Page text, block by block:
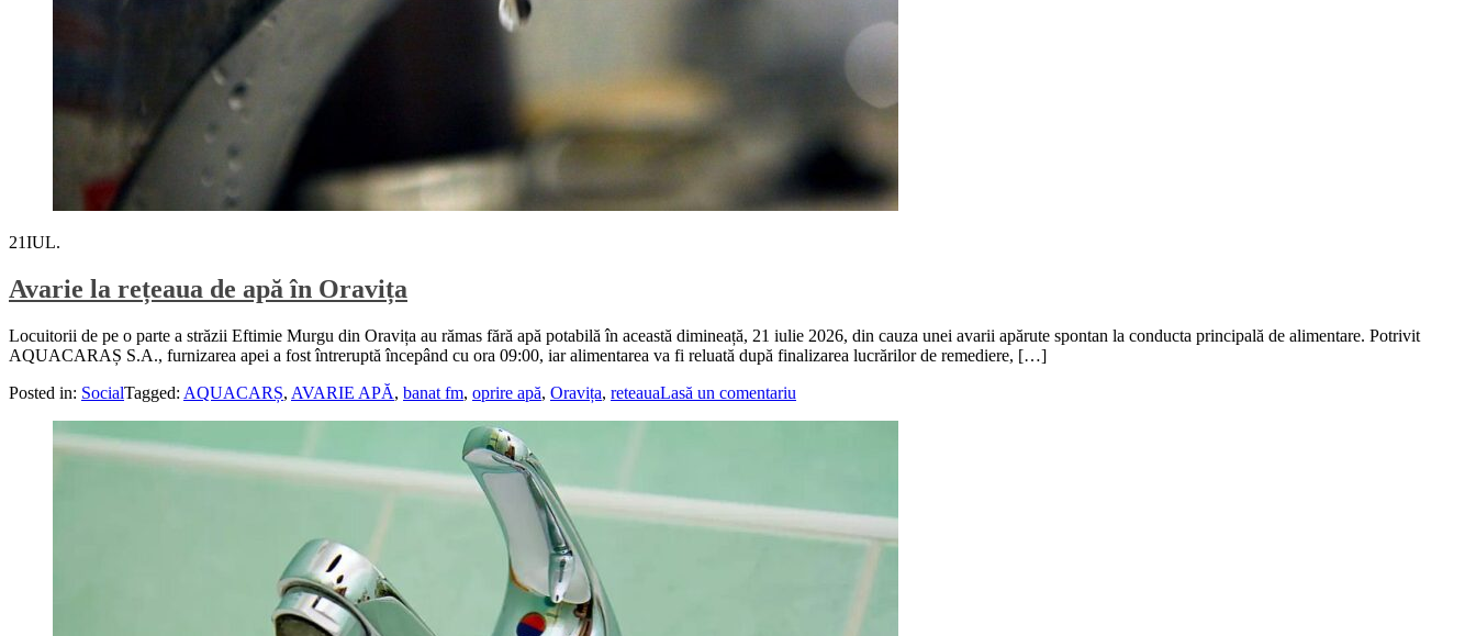
21IUL.
Avarie la rețeaua de apă în Oravița
Locuitorii de pe o parte a străzii Eftimie Murgu din Oravița au rămas fără apă potabilă în această dimineață, 21 iulie 2026, din cauza unei avarii apărute spontan la conducta principală de alimentare. Potrivit
AQUACARAȘ S.A., furnizarea apei a fost întreruptă începând cu ora 09:00, iar alimentarea va fi reluată după finalizarea lucrărilor de remediere, […]
Posted in: SocialTagged: AQUACARȘ, AVARIE APĂ, banat fm, oprire apă, Oravița, reteauaLasă un comentariu